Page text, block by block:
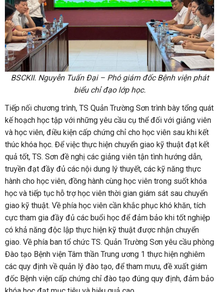
BSCKII. Nguyễn Tuấn Đại – Phó giám đốc Bệnh viện phát
biểu chỉ đạo lớp học.
Tiếp nối chương trình, TS Quản Trường Sơn trình bày tổng quát
kế hoạch học tập với những yêu cầu cụ thể đối với giảng viên
và học viên, điều kiện cấp chứng chỉ cho học viên sau khi kết
thúc khóa học. Để việc thực hiện chuyển giao kỹ thuật đạt kết
quả tốt, TS. Sơn đề nghị các giảng viên tận tình hướng dẫn,
truyền đạt đầy đủ các nội dung lý thuyết, các kỹ năng thực
hành cho học viên, đồng hành cùng học viên trong suốt khóa
học và tiếp tục hỗ trợ học viên thời gian giám sát sau chuyển
giao kỹ thuật. Về phía học viên cần khắc phục khó khăn, tích
cực tham gia đầy đủ các buổi học để đảm bảo khi tốt nghiệp
có khả năng độc lập thực hiện kỹ thuật được nhận chuyển
giao. Về phía ban tổ chức TS. Quản Trường Sơn yêu cầu phòng
Đào tạo Bệnh viện Tâm thần Trung ương 1 thực hiện nghiêm
các quy định về quản lý đào tạo, để tham mưu, đề xuất giám
đốc Bệnh viện cấp chứng chỉ đào tạo đúng quy định, đảm bảo